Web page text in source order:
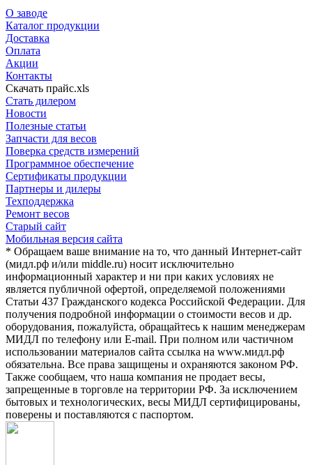
О заводе
Каталог продукции
Доставка
Оплата
Акции
Контакты
Скачать прайс.xls
Стать дилером
Новости
Полезные статьи
Запчасти для весов
Поверка средств измерений
Программное обеспечение
Сертификаты продукции
Партнеры и дилеры
Техподдержка
Ремонт весов
Старый сайт
Мобильная версия сайта
* Обращаем ваше внимание на то, что данный Интернет-сайт
(мидл.рф и/или middle.ru) носит исключительно
информационный характер и ни при каких условиях не
является публичной офертой, определяемой положениями
Статьи 437 Гражданского кодекса Российской Федерации. Для
получения подробной информации о стоимости весов и др.
оборудования, пожалуйста, обращайтесь к нашим менеджерам
МИДЛ по телефону или E-mail. При полном или частичном
использовании материалов сайта ссылка на www.мидл.рф
обязательна. Все права защищены и охраняются законом РФ.
Также сообщаем, что наша компания не продает весы,
запрещенные в торговле на территории РФ. За исключением
бытовых и технологических, весы МИДЛ сертифицированы,
поверены и поставляются с паспортом.